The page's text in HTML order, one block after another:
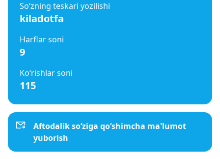
So‘zning teskari yozilishi
kiladotfa
Harflar soni
9
Ko‘rishlar soni
115
Aftodalik so‘ziga qo‘shimcha ma'lumot
yuborish